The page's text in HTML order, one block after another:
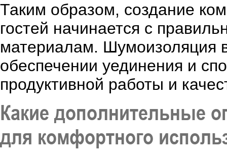
Таким образом, создание
гостей начинается с
материалам. Шумоизоляция
обеспечении уединения и
продуктивной работы и
Какие дополнительные
для комфортного